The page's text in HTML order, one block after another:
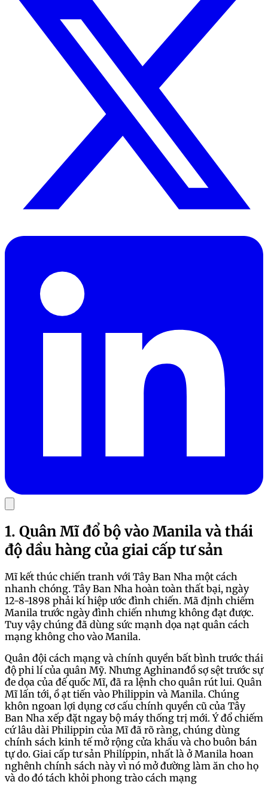
1. Quân Mĩ đổ bộ vào Manila và thái
độ dầu hàng của giai cấp tư sản
Mĩ kết thúc chiến tranh với Tây Ban Nha một cách
nhanh chóng. Tây Ban Nha hoàn toàn thất bại, ngày
12-8-1898 phải kí hiệp ước đình chiến. Mã định chiếm
Manila trước ngày đình chiến nhưng không đạt được.
Tuy vậy chúng đã dùng sức mạnh dọa nạt quân cách
mạng không cho vào Manila.
Quân đội cách mạng và chính quyền bất bình trước thái
độ phi lí của quân Mỹ. Nhưng Aghinanđồ sợ sệt trước sự
đe dọa của đế quốc Mĩ, đã ra lệnh cho quân rút lui. Quân
Mĩ lấn tới, ồ ạt tiến vào Philippin và Manila. Chúng
khôn ngoan lợi dụng cơ cấu chính quyền cũ của Tây
Ban Nha xếp đặt ngay bộ máy thống trị mới. Ý đổ chiếm
cứ lâu dài Philippin của Mĩ đã rõ ràng, chúng dùng
chính sách kinh tế mở rộng cửa khẩu và cho buôn bán
tự do. Giai cấp tư sản Philíppin, nhất là ở Manila hoan
nghênh chính sách này vì nó mở đường làm ăn cho họ
và do đó tách khỏi phong trào cách mạng